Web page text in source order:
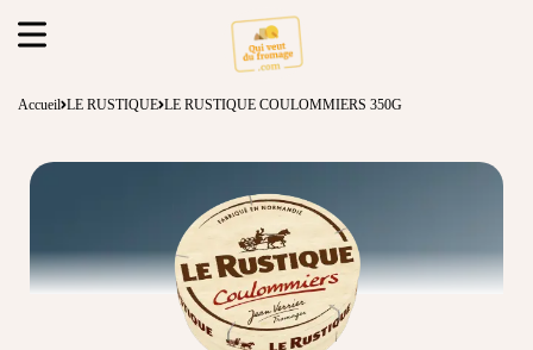
Accueil LE RUSTIQUE LE RUSTIQUE COULOMMIERS 350G